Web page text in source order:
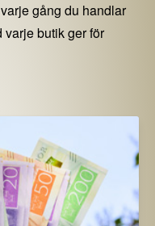
gång du handlar
varje butik ger för